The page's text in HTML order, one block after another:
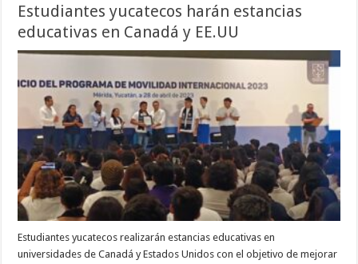
Estudiantes yucatecos harán estancias
educativas en Canadá y EE.UU
Estudiantes yucatecos realizarán estancias educativas en
universidades de Canadá y Estados Unidos con el objetivo de mejorar